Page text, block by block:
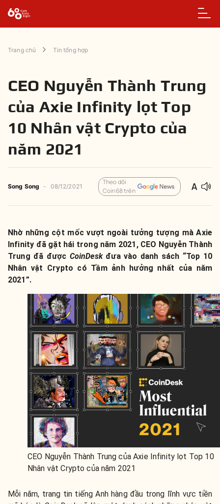
Trang chủ Tin tổng hợp
CEO Nguyễn Thành Trung
của Axie Infinity lọt Top
10 Nhân vật Crypto của
năm 2021
Song Song - 08/12/2021
Theo dõi
Coin68 trên
Nhờ những cột mốc vượt ngoài tưởng tượng mà Axie
Infinity đã gặt hái trong năm 2021, CEO Nguyễn Thành
Trung đã được CoinDesk đưa vào danh sách “Top 10
Nhân vật Crypto có Tầm ảnh hưởng nhất của năm
2021”.
CEO Nguyễn Thành Trung của Axie Infinity lọt Top 10
Nhân vật Crypto của năm 2021
Mỗi năm, trang tin tiếng Anh hàng đầu trong lĩnh vực tiền